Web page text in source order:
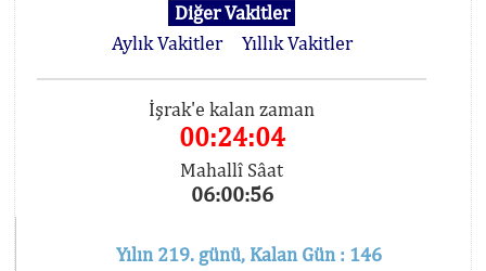
Diğer Vakitler
Aylık Vakitler
Yıllık Vakitler
İşrak'e kalan zaman
00:24:03
Mahallî Sâat
06:00:57
Yılın 219. günü, Kalan Gün : 146